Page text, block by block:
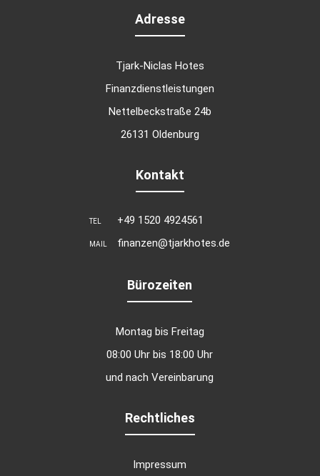
Adresse
Tjark-Niclas Hotes
Finanzdienstleistungen
Nettelbeckstraße 24b
26131 Oldenburg
Kontakt
TEL +49 1520 4924561
MAIL finanzen@tjarkhotes.de
Bürozeiten
Montag bis Freitag
08:00 Uhr bis 18:00 Uhr
und nach Vereinbarung
Rechtliches
Impressum